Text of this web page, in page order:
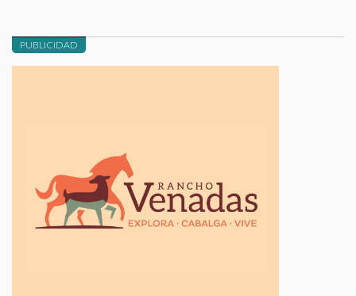
PUBLICIDAD